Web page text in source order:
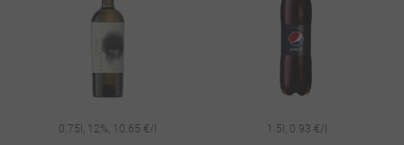
0.75l, 12%, 10.65 €/l 1.5l, 0.93 €/l